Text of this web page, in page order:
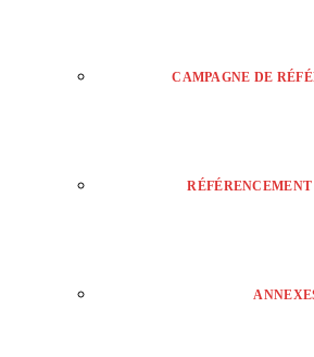
CAMPAGNE DE